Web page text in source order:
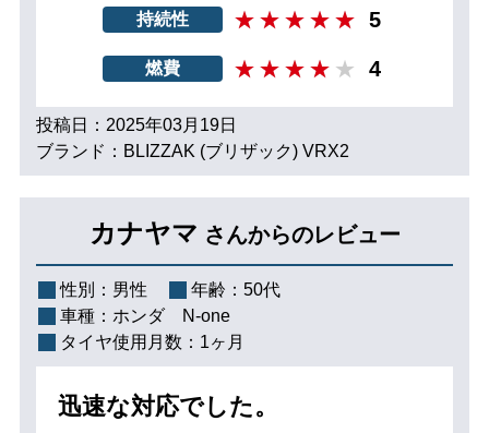
持続性 5
燃費 4
投稿日：2025年03月19日
ブランド：BLIZZAK (ブリザック) VRX2
カナヤマ さんからのレビュー
性別： 男性 年齢： 50代
車種： ホンダ N-one
タイヤ使用月数： 1ヶ月
迅速な対応でした。